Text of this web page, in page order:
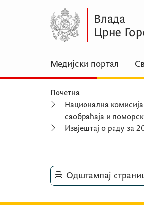
Медијски портал
Почетна
Национална
саобраћаја и
Извјештај о раду за
Одштампај